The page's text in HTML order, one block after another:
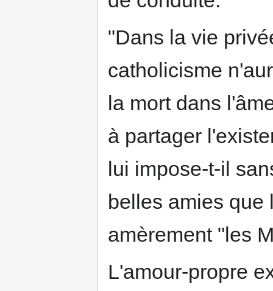
"Dans la vie
catholicisme
la mort dans
à partager
lui impose-t-il
belles amies que
amèrement "les
L'amour-propre